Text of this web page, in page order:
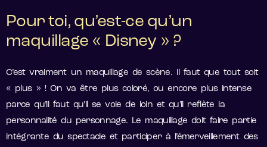
Pour toi, qu’est-ce qu’un
maquillage « Disney » ?
C’est vraiment un maquillage de scène. Il faut que tout soit
« plus » ! On va être plus coloré, ou encore plus intense
parce qu’il faut qu’il se voie de loin et qu’il reflète la
personnalité du personnage. Le maquillage doit faire partie
intégrante du spectacle et participer à l’émerveillement des